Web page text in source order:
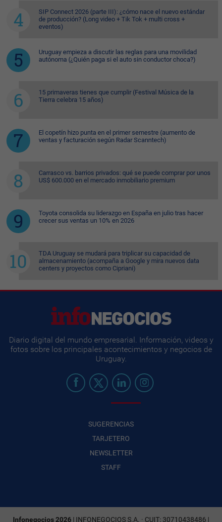
SIP Connect 2026 (parte III): ¿cómo nace el nuevo estándar
de producción? (Long video + Tik Tok + multi cross +
eventos)
Uruguay empieza a discutir las reglas para una movilidad
autónoma (¿Quién paga si el auto sin conductor choca?)
15 primaveras tienes que cumplir (Festival Música de la
Tierra celebra 15 años)
El copetín hizo punta en el primer semestre (aumento de
ventas y facturación según Radar Scanntech)
Carrasco vs. barrios privados: qué se puede comprar por unos
US$ 600.000 en el mercado inmobiliario premium
Toyota consolida su liderazgo en España en julio tras hacer
crecer sus ventas un 10% en 2026
TDA Uruguay se mudará para triplicar su capacidad de
almacenamiento (acompaña a Google y mira nuevos data
centers y proyectos como Cipriani)
Diario digital del mundo empresarial. Información, videos y
fotos sobre los principales acontecimientos y negocios de
Uruguay.
SUGERENCIAS
TARJETERO
NEWSLETTER
STAFF
Infonegocios 2026 | INFONEGOCIOS S.A. · CUIT: 30710438486 |